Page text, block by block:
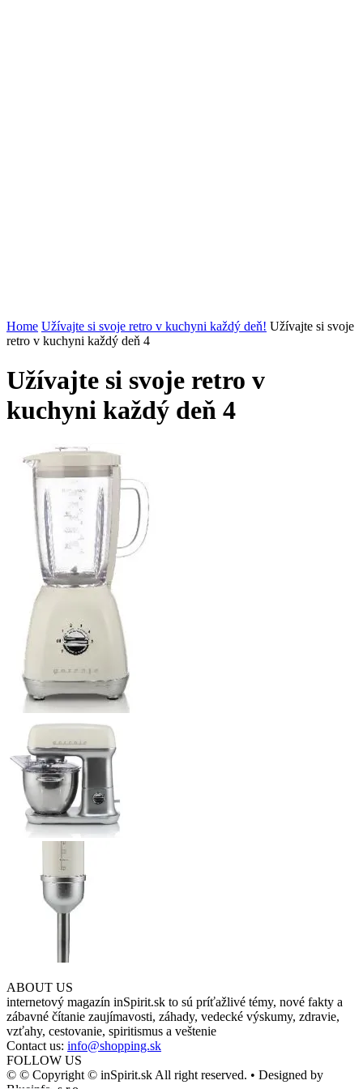
Home Užívajte si svoje retro v kuchyni každý deň! Užívajte si svoje
retro v kuchyni každý deň 4
Užívajte si svoje retro v
kuchyni každý deň 4
ABOUT US
internetový magazín inSpirit.sk to sú príťažlivé témy, nové fakty a
zábavné čítanie zaujímavosti, záhady, vedecké výskumy, zdravie,
vzťahy, cestovanie, spiritismus a veštenie
Contact us: info@shopping.sk
FOLLOW US
© © Copyright © inSpirit.sk All right reserved. • Designed by